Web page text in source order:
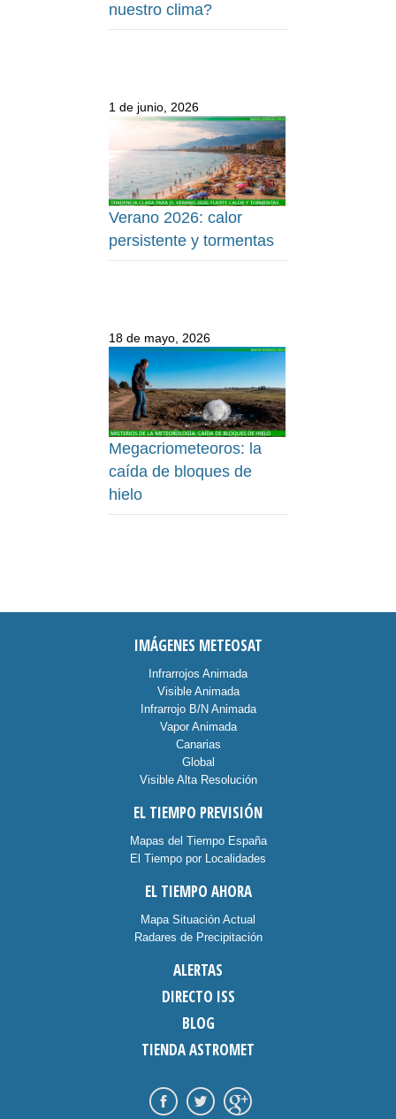
nuestro clima?
1 de junio, 2026
Verano 2026: calor
persistente y tormentas
18 de mayo, 2026
Megacriometeoros: la
caída de bloques de
hielo
IMÁGENES METEOSAT
Infrarrojos Animada
Visible Animada
Infrarrojo B/N Animada
Vapor Animada
Canarias
Global
Visible Alta Resolución
EL TIEMPO PREVISIÓN
Mapas del Tiempo España
El Tiempo por Localidades
EL TIEMPO AHORA
Mapa Situación Actual
Radares de Precipitación
ALERTAS
DIRECTO ISS
BLOG
TIENDA ASTROMET